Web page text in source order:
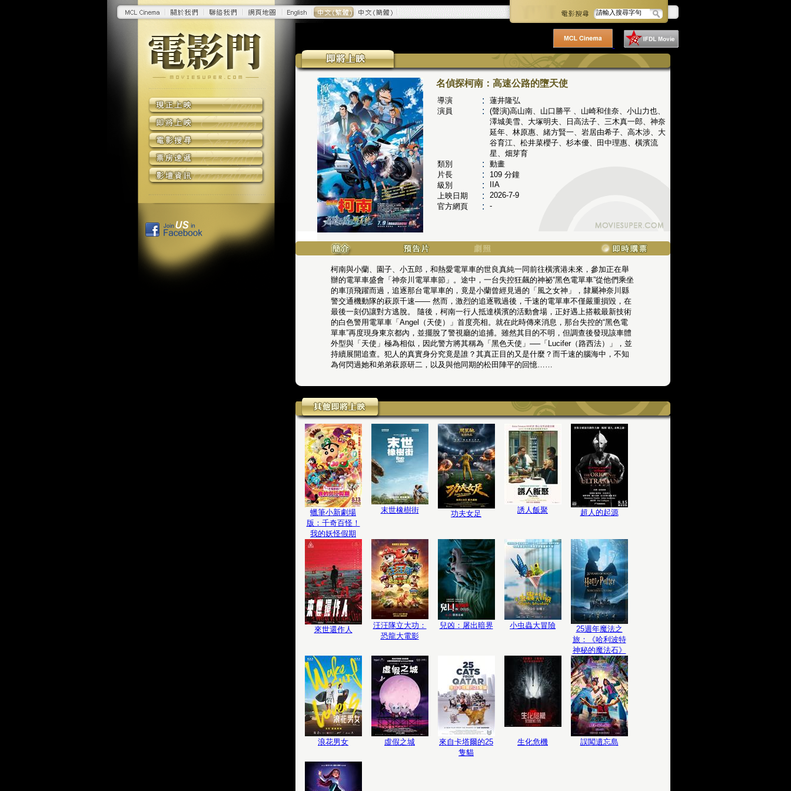
名偵探柯南：高速公路的墮天使
導演 :
蓮井隆弘
演員
:
(聲演)高山南、山口勝平 、山崎和佳奈、小山力也、
澤城美雪、大塚明夫、日高法子、三木真一郎、神奈
延年、林原惠、緒方賢一、岩居由希子、高木涉、大
谷育江、松井菜櫻子、杉本優、田中理惠、橫濱流
星、畑芽育
類別
:
動畫
片長
: 109 分鐘
級別
:
IIA
上映日期
:
2026-7-9
官方網頁
: -
柯南與小蘭、園子、小五郎，和熱愛電單車的世良真純一同前往橫濱港未來，參加正在舉
辦的電單車盛會「神奈川電單車節」。途中，一台失控狂飆的神祕“黑色電單車”從他們乘坐
的車頂飛躍而過，追逐那台電單車的，竟是小蘭曾經見過的「風之女神」，隸屬神奈川縣
警交通機動隊的萩原千速—— 然而，激烈的追逐戰過後，千速的電單車不僅嚴重損毀，在
最後一刻仍讓對方逃脫。 隨後，柯南一行人抵達橫濱的活動會場，正好遇上搭載最新技術
的白色警用電單車「Angel（天使）」首度亮相。就在此時傳來消息，那台失控的“黑色電
單車”再度現身東京都內，並擺脫了警視廳的追捕。雖然其目的不明，但調查後發現該車體
外型與「天使」極為相似，因此警方將其稱為「黑色天使」──「Lucifer（路西法）」，並
持續展開追查。犯人的真實身分究竟是誰？其真正目的又是什麼？而千速的腦海中，不知
為何閃過她和弟弟萩原研二，以及與他同期的松田陣平的回憶……
蠟筆小新劇場
版：千奇百怪！
我的妖怪假期
末世橡樹街 功夫女足 誘人飯聚 超人的起源
來世還作人
汪汪隊立大功：
恐龍大電影
兒凶：屠出暗界 小虫蟲大冒險
25週年魔法之
旅：《哈利波特
神秘的魔法石》
浪花男女 虛假之城
來自卡塔爾的25
隻貓
生化危機 誤闖遺忘島